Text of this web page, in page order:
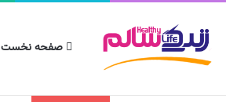
صفحه نخست